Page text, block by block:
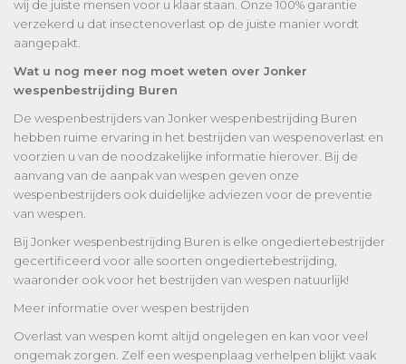
wij de juiste mensen voor u klaar staan. Onze 100% garantie
verzekerd u dat insectenoverlast op de juiste manier wordt
aangepakt.
Wat u nog meer nog moet weten over Jonker
wespenbestrijding Buren
De wespenbestrijders van Jonker wespenbestrijding Buren
hebben ruime ervaring in het bestrijden van wespenoverlast en
voorzien u van de noodzakelijke informatie hierover. Bij de
aanvang van de aanpak van wespen geven onze
wespenbestrijders ook duidelijke adviezen voor de preventie
van wespen.
Bij Jonker wespenbestrijding Buren is elke ongediertebestrijder
gecertificeerd voor alle soorten ongediertebestrijding,
waaronder ook voor het bestrijden van wespen natuurlijk!
Meer informatie over wespen bestrijden
Overlast van wespen komt altijd ongelegen en kan voor veel
ongemak zorgen. Zelf een wespenplaag verhelpen blijkt vaak